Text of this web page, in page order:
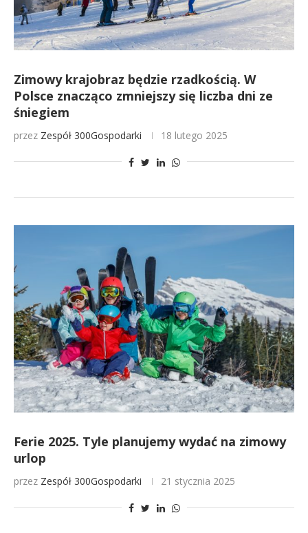
Zimowy krajobraz będzie rzadkością. W
Polsce znacząco zmniejszy się liczba dni ze
śniegiem
przez Zespół 300Gospodarki 18 lutego 2025
Ferie 2025. Tyle planujemy wydać na zimowy
urlop
przez Zespół 300Gospodarki 21 stycznia 2025